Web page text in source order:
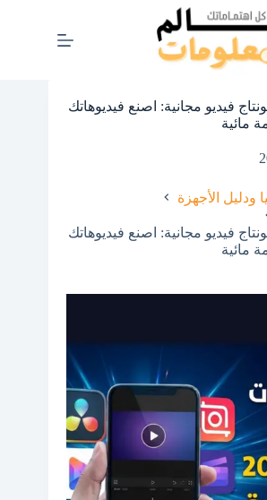
مونتاج فيديو مجانية: اصنع فيديوهاتك
مائية
ودليل الأجهزة
مونتاج فيديو مجانية: اصنع فيديوهاتك
مائية